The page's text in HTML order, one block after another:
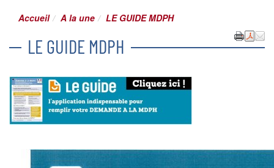
Accueil A la une LE GUIDE MDPH
LE GUIDE MDPH